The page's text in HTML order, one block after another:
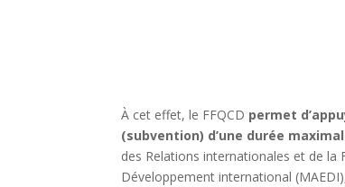
À cet effet, le FFQCD permet
(subvention) d’une durée
des Relations internationales et de la
Développement international